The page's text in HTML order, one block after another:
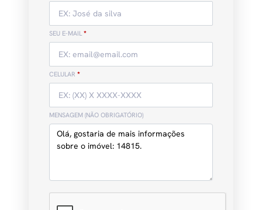
SEU E-MAIL *
CELULAR *
MENSAGEM (NÃO OBRIGATÓRIO)